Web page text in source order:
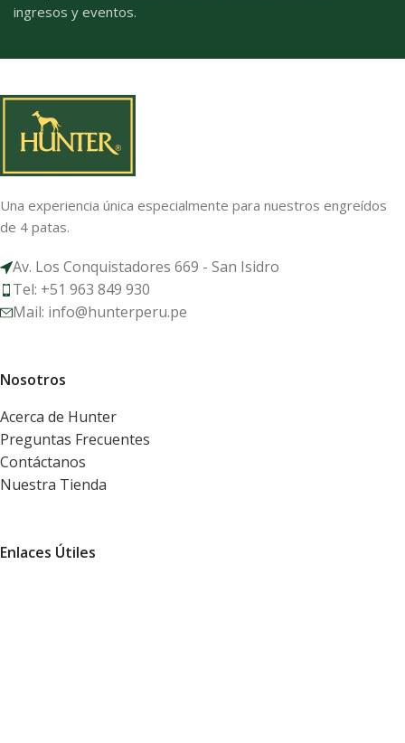
ingresos y eventos.
Una experiencia única especialmente para nuestros engreídos
de 4 patas.
Av. Los Conquistadores 669 - San Isidro
Tel: +51 963 849 930
Mail: info@hunterperu.pe
Nosotros
Acerca de Hunter
Preguntas Frecuentes
Contáctanos
Nuestra Tienda
Enlaces Útiles